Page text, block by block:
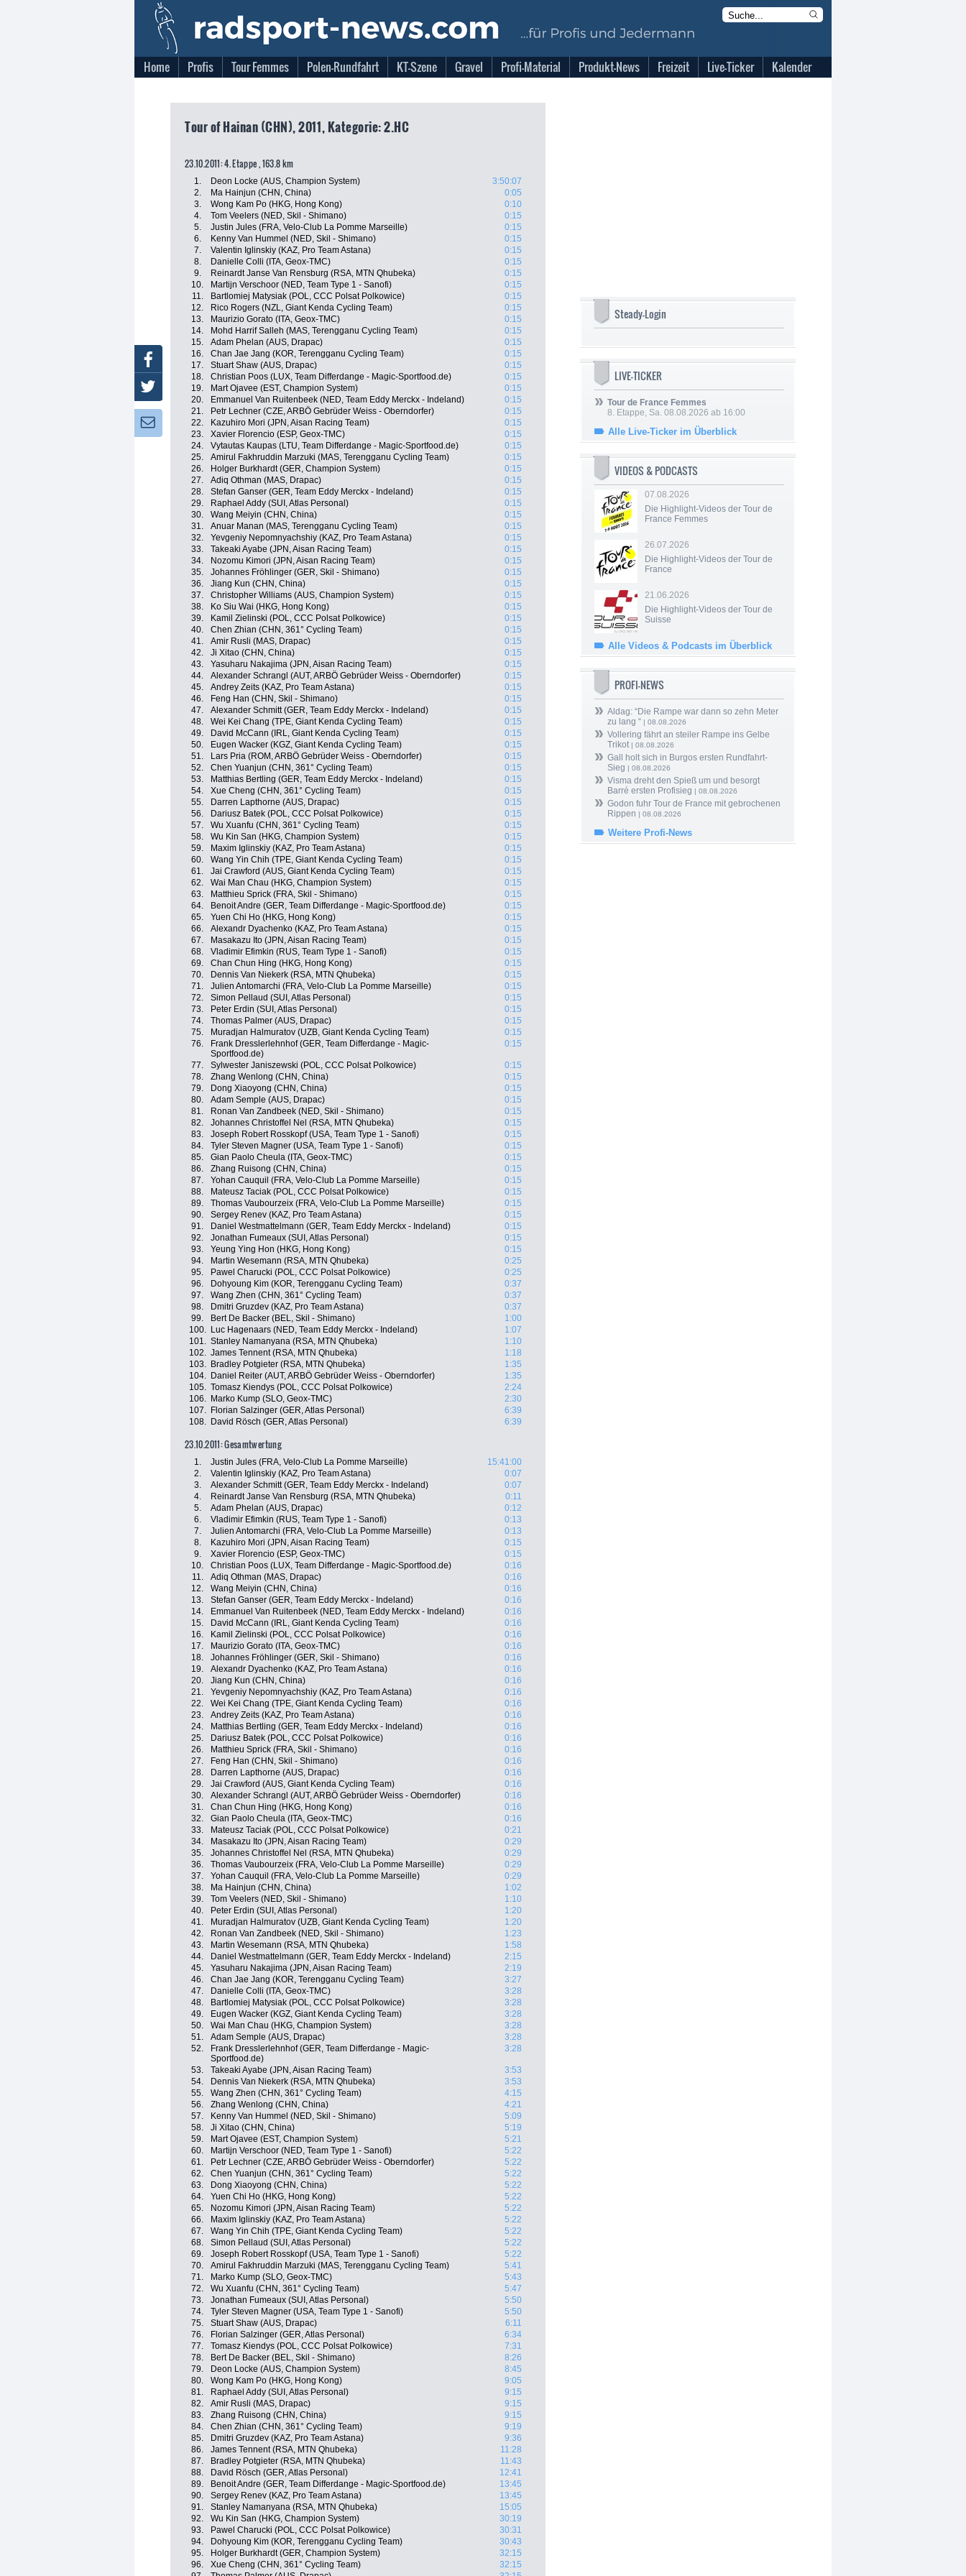
Home Profis Tour Femmes Polen-Rundfahrt KT-Szene Gravel Profi-Material Produkt-News Freizeit Live-Ticker Kalender
Tour of Hainan (CHN), 2011, Kategorie: 2.HC
23.10.2011: 4. Etappe , 163.8 km
1. Deon Locke (AUS, Champion System)
3:50:07
2.
Ma Hainjun (CHN, China)
0:05
3.
Wong Kam Po (HKG, Hong Kong)
0:10
4.
Tom Veelers (NED, Skil - Shimano)
0:15
5.
Justin Jules (FRA, Velo-Club La Pomme Marseille)
0:15
6.
Kenny Van Hummel (NED, Skil - Shimano)
0:15
7.
Valentin Iglinskiy (KAZ, Pro Team Astana)
0:15
8.
Danielle Colli (ITA, Geox-TMC)
0:15
9.
Reinardt Janse Van Rensburg (RSA, MTN Qhubeka)
0:15
10.
Martijn Verschoor (NED, Team Type 1 - Sanofi)
0:15
11.
Bartlomiej Matysiak (POL, CCC Polsat Polkowice)
0:15
12.
Rico Rogers (NZL, Giant Kenda Cycling Team)
0:15
13.
Maurizio Gorato (ITA, Geox-TMC)
0:15
14.
Mohd Harrif Salleh (MAS, Terengganu Cycling Team)
0:15
15.
Adam Phelan (AUS, Drapac)
0:15
16.
Chan Jae Jang (KOR, Terengganu Cycling Team)
0:15
17.
Stuart Shaw (AUS, Drapac)
0:15
18.
Christian Poos (LUX, Team Differdange - Magic-Sportfood.de)
0:15
19.
Mart Ojavee (EST, Champion System)
0:15
20.
Emmanuel Van Ruitenbeek (NED, Team Eddy Merckx - Indeland)
0:15
21.
Petr Lechner (CZE, ARBÖ Gebrüder Weiss - Oberndorfer)
0:15
22.
Kazuhiro Mori (JPN, Aisan Racing Team)
0:15
23.
Xavier Florencio (ESP, Geox-TMC)
0:15
24.
Vytautas Kaupas (LTU, Team Differdange - Magic-Sportfood.de)
0:15
25.
Amirul Fakhruddin Marzuki (MAS, Terengganu Cycling Team)
0:15
26.
Holger Burkhardt (GER, Champion System)
0:15
27.
Adiq Othman (MAS, Drapac)
0:15
28.
Stefan Ganser (GER, Team Eddy Merckx - Indeland)
0:15
29.
Raphael Addy (SUI, Atlas Personal)
0:15
30.
Wang Meiyin (CHN, China)
0:15
31.
Anuar Manan (MAS, Terengganu Cycling Team)
0:15
32.
Yevgeniy Nepomnyachshiy (KAZ, Pro Team Astana)
0:15
33.
Takeaki Ayabe (JPN, Aisan Racing Team)
0:15
34.
Nozomu Kimori (JPN, Aisan Racing Team)
0:15
35.
Johannes Fröhlinger (GER, Skil - Shimano)
0:15
36.
Jiang Kun (CHN, China)
0:15
37.
Christopher Williams (AUS, Champion System)
0:15
38.
Ko Siu Wai (HKG, Hong Kong)
0:15
39.
Kamil Zielinski (POL, CCC Polsat Polkowice)
0:15
40.
Chen Zhian (CHN, 361° Cycling Team)
0:15
41.
Amir Rusli (MAS, Drapac)
0:15
42.
Ji Xitao (CHN, China)
0:15
43.
Yasuharu Nakajima (JPN, Aisan Racing Team)
0:15
44.
Alexander Schrangl (AUT, ARBÖ Gebrüder Weiss - Oberndorfer)
0:15
45.
Andrey Zeits (KAZ, Pro Team Astana)
0:15
46.
Feng Han (CHN, Skil - Shimano)
0:15
47.
Alexander Schmitt (GER, Team Eddy Merckx - Indeland)
0:15
48.
Wei Kei Chang (TPE, Giant Kenda Cycling Team)
0:15
49.
David McCann (IRL, Giant Kenda Cycling Team)
0:15
50.
Eugen Wacker (KGZ, Giant Kenda Cycling Team)
0:15
51.
Lars Pria (ROM, ARBÖ Gebrüder Weiss - Oberndorfer)
0:15
52.
Chen Yuanjun (CHN, 361° Cycling Team)
0:15
53.
Matthias Bertling (GER, Team Eddy Merckx - Indeland)
0:15
54.
Xue Cheng (CHN, 361° Cycling Team)
0:15
55.
Darren Lapthorne (AUS, Drapac)
0:15
56.
Dariusz Batek (POL, CCC Polsat Polkowice)
0:15
57.
Wu Xuanfu (CHN, 361° Cycling Team)
0:15
58.
Wu Kin San (HKG, Champion System)
0:15
59.
Maxim Iglinskiy (KAZ, Pro Team Astana)
0:15
60.
Wang Yin Chih (TPE, Giant Kenda Cycling Team)
0:15
61.
Jai Crawford (AUS, Giant Kenda Cycling Team)
0:15
62.
Wai Man Chau (HKG, Champion System)
0:15
63.
Matthieu Sprick (FRA, Skil - Shimano)
0:15
64.
Benoit Andre (GER, Team Differdange - Magic-Sportfood.de)
0:15
65.
Yuen Chi Ho (HKG, Hong Kong)
0:15
66.
Alexandr Dyachenko (KAZ, Pro Team Astana)
0:15
67.
Masakazu Ito (JPN, Aisan Racing Team)
0:15
68.
Vladimir Efimkin (RUS, Team Type 1 - Sanofi)
0:15
69.
Chan Chun Hing (HKG, Hong Kong)
0:15
70.
Dennis Van Niekerk (RSA, MTN Qhubeka)
0:15
71.
Julien Antomarchi (FRA, Velo-Club La Pomme Marseille)
0:15
72.
Simon Pellaud (SUI, Atlas Personal)
0:15
73.
Peter Erdin (SUI, Atlas Personal)
0:15
74.
Thomas Palmer (AUS, Drapac)
0:15
75.
Muradjan Halmuratov (UZB, Giant Kenda Cycling Team)
0:15
76.
Frank Dresslerlehnhof (GER, Team Differdange - Magic-
Sportfood.de)
0:15
77. Sylwester Janiszewski (POL, CCC Polsat Polkowice)
0:15
78.
Zhang Wenlong (CHN, China)
0:15
79.
Dong Xiaoyong (CHN, China)
0:15
80.
Adam Semple (AUS, Drapac)
0:15
81.
Ronan Van Zandbeek (NED, Skil - Shimano)
0:15
82.
Johannes Christoffel Nel (RSA, MTN Qhubeka)
0:15
83.
Joseph Robert Rosskopf (USA, Team Type 1 - Sanofi)
0:15
84.
Tyler Steven Magner (USA, Team Type 1 - Sanofi)
0:15
85.
Gian Paolo Cheula (ITA, Geox-TMC)
0:15
86.
Zhang Ruisong (CHN, China)
0:15
87.
Yohan Cauquil (FRA, Velo-Club La Pomme Marseille)
0:15
88.
Mateusz Taciak (POL, CCC Polsat Polkowice)
0:15
89.
Thomas Vaubourzeix (FRA, Velo-Club La Pomme Marseille)
0:15
90.
Sergey Renev (KAZ, Pro Team Astana)
0:15
91.
Daniel Westmattelmann (GER, Team Eddy Merckx - Indeland)
0:15
92.
Jonathan Fumeaux (SUI, Atlas Personal)
0:15
93.
Yeung Ying Hon (HKG, Hong Kong)
0:15
94.
Martin Wesemann (RSA, MTN Qhubeka)
0:25
95.
Pawel Charucki (POL, CCC Polsat Polkowice)
0:25
96.
Dohyoung Kim (KOR, Terengganu Cycling Team)
0:37
97.
Wang Zhen (CHN, 361° Cycling Team)
0:37
98.
Dmitri Gruzdev (KAZ, Pro Team Astana)
0:37
99.
Bert De Backer (BEL, Skil - Shimano)
1:00
100.
Luc Hagenaars (NED, Team Eddy Merckx - Indeland)
1:07
101. Stanley Namanyana (RSA, MTN Qhubeka)
1:10
102. James Tennent (RSA, MTN Qhubeka)
1:18
103.
Bradley Potgieter (RSA, MTN Qhubeka)
1:35
104.
Daniel Reiter (AUT, ARBÖ Gebrüder Weiss - Oberndorfer)
1:35
105. Tomasz Kiendys (POL, CCC Polsat Polkowice)
2:24
106.
Marko Kump (SLO, Geox-TMC)
2:30
107.
Florian Salzinger (GER, Atlas Personal)
6:39
108.
David Rösch (GER, Atlas Personal) 6:39
23.10.2011: Gesamtwertung
1. Justin Jules (FRA, Velo-Club La Pomme Marseille)
15:41:00
2.
Valentin Iglinskiy (KAZ, Pro Team Astana)
0:07
3.
Alexander Schmitt (GER, Team Eddy Merckx - Indeland)
0:07
4.
Reinardt Janse Van Rensburg (RSA, MTN Qhubeka)
0:11
5.
Adam Phelan (AUS, Drapac)
0:12
6.
Vladimir Efimkin (RUS, Team Type 1 - Sanofi)
0:13
7.
Julien Antomarchi (FRA, Velo-Club La Pomme Marseille)
0:13
8.
Kazuhiro Mori (JPN, Aisan Racing Team)
0:15
9.
Xavier Florencio (ESP, Geox-TMC)
0:15
10.
Christian Poos (LUX, Team Differdange - Magic-Sportfood.de)
0:16
11.
Adiq Othman (MAS, Drapac)
0:16
12.
Wang Meiyin (CHN, China)
0:16
13.
Stefan Ganser (GER, Team Eddy Merckx - Indeland)
0:16
14.
Emmanuel Van Ruitenbeek (NED, Team Eddy Merckx - Indeland)
0:16
15.
David McCann (IRL, Giant Kenda Cycling Team)
0:16
16.
Kamil Zielinski (POL, CCC Polsat Polkowice)
0:16
17.
Maurizio Gorato (ITA, Geox-TMC)
0:16
18.
Johannes Fröhlinger (GER, Skil - Shimano)
0:16
19.
Alexandr Dyachenko (KAZ, Pro Team Astana)
0:16
20.
Jiang Kun (CHN, China)
0:16
21.
Yevgeniy Nepomnyachshiy (KAZ, Pro Team Astana)
0:16
22.
Wei Kei Chang (TPE, Giant Kenda Cycling Team)
0:16
23.
Andrey Zeits (KAZ, Pro Team Astana)
0:16
24.
Matthias Bertling (GER, Team Eddy Merckx - Indeland)
0:16
25.
Dariusz Batek (POL, CCC Polsat Polkowice)
0:16
26.
Matthieu Sprick (FRA, Skil - Shimano)
0:16
27.
Feng Han (CHN, Skil - Shimano)
0:16
28.
Darren Lapthorne (AUS, Drapac)
0:16
29.
Jai Crawford (AUS, Giant Kenda Cycling Team)
0:16
30.
Alexander Schrangl (AUT, ARBÖ Gebrüder Weiss - Oberndorfer)
0:16
31.
Chan Chun Hing (HKG, Hong Kong)
0:16
32.
Gian Paolo Cheula (ITA, Geox-TMC)
0:16
33.
Mateusz Taciak (POL, CCC Polsat Polkowice)
0:21
34.
Masakazu Ito (JPN, Aisan Racing Team)
0:29
35.
Johannes Christoffel Nel (RSA, MTN Qhubeka)
0:29
36.
Thomas Vaubourzeix (FRA, Velo-Club La Pomme Marseille)
0:29
37.
Yohan Cauquil (FRA, Velo-Club La Pomme Marseille)
0:29
38.
Ma Hainjun (CHN, China)
1:02
39.
Tom Veelers (NED, Skil - Shimano)
1:10
40.
Peter Erdin (SUI, Atlas Personal)
1:20
41.
Muradjan Halmuratov (UZB, Giant Kenda Cycling Team)
1:20
42.
Ronan Van Zandbeek (NED, Skil - Shimano)
1:23
43.
Martin Wesemann (RSA, MTN Qhubeka)
1:58
44.
Daniel Westmattelmann (GER, Team Eddy Merckx - Indeland)
2:15
45.
Yasuharu Nakajima (JPN, Aisan Racing Team)
2:19
46.
Chan Jae Jang (KOR, Terengganu Cycling Team)
3:27
47.
Danielle Colli (ITA, Geox-TMC)
3:28
48.
Bartlomiej Matysiak (POL, CCC Polsat Polkowice)
3:28
49.
Eugen Wacker (KGZ, Giant Kenda Cycling Team)
3:28
50.
Wai Man Chau (HKG, Champion System)
3:28
51.
Adam Semple (AUS, Drapac)
3:28
52.
Frank Dresslerlehnhof (GER, Team Differdange - Magic-
Sportfood.de)
3:28
53. Takeaki Ayabe (JPN, Aisan Racing Team)
3:53
54.
Dennis Van Niekerk (RSA, MTN Qhubeka)
3:53
55.
Wang Zhen (CHN, 361° Cycling Team)
4:15
56.
Zhang Wenlong (CHN, China)
4:21
57.
Kenny Van Hummel (NED, Skil - Shimano)
5:09
58.
Ji Xitao (CHN, China)
5:19
59.
Mart Ojavee (EST, Champion System)
5:21
60.
Martijn Verschoor (NED, Team Type 1 - Sanofi)
5:22
61.
Petr Lechner (CZE, ARBÖ Gebrüder Weiss - Oberndorfer)
5:22
62.
Chen Yuanjun (CHN, 361° Cycling Team)
5:22
63.
Dong Xiaoyong (CHN, China)
5:22
64.
Yuen Chi Ho (HKG, Hong Kong)
5:22
65.
Nozomu Kimori (JPN, Aisan Racing Team)
5:22
66.
Maxim Iglinskiy (KAZ, Pro Team Astana)
5:22
67.
Wang Yin Chih (TPE, Giant Kenda Cycling Team)
5:22
68.
Simon Pellaud (SUI, Atlas Personal)
5:22
69.
Joseph Robert Rosskopf (USA, Team Type 1 - Sanofi)
5:22
70.
Amirul Fakhruddin Marzuki (MAS, Terengganu Cycling Team)
5:41
71.
Marko Kump (SLO, Geox-TMC)
5:43
72.
Wu Xuanfu (CHN, 361° Cycling Team)
5:47
73.
Jonathan Fumeaux (SUI, Atlas Personal)
5:50
74.
Tyler Steven Magner (USA, Team Type 1 - Sanofi)
5:50
75.
Stuart Shaw (AUS, Drapac)
6:11
76.
Florian Salzinger (GER, Atlas Personal)
6:34
77.
Tomasz Kiendys (POL, CCC Polsat Polkowice)
7:31
78.
Bert De Backer (BEL, Skil - Shimano)
8:26
79.
Deon Locke (AUS, Champion System)
8:45
80.
Wong Kam Po (HKG, Hong Kong)
9:05
81.
Raphael Addy (SUI, Atlas Personal)
9:15
82.
Amir Rusli (MAS, Drapac)
9:15
83.
Zhang Ruisong (CHN, China)
9:15
84.
Chen Zhian (CHN, 361° Cycling Team)
9:19
85.
Dmitri Gruzdev (KAZ, Pro Team Astana)
9:36
86.
James Tennent (RSA, MTN Qhubeka)
11:28
87.
Bradley Potgieter (RSA, MTN Qhubeka)
11:43
88.
David Rösch (GER, Atlas Personal)
12:41
89.
Benoit Andre (GER, Team Differdange - Magic-Sportfood.de)
13:45
90.
Sergey Renev (KAZ, Pro Team Astana)
13:45
91.
Stanley Namanyana (RSA, MTN Qhubeka)
15:05
92.
Wu Kin San (HKG, Champion System)
30:19
93.
Pawel Charucki (POL, CCC Polsat Polkowice)
30:31
94.
Dohyoung Kim (KOR, Terengganu Cycling Team)
30:43
95.
Holger Burkhardt (GER, Champion System)
32:15
96.
Xue Cheng (CHN, 361° Cycling Team)
32:15
Steady-Login
LIVE-TICKER
Tour de France Femmes
8. Etappe, Sa. 08.08.2026 ab 16:00
Alle Live-Ticker im Überblick
VIDEOS & PODCASTS
07.08.2026
Die Highlight-Videos der Tour de
France Femmes
26.07.2026
Die Highlight-Videos der Tour de
France
21.06.2026
Die Highlight-Videos der Tour de
Suisse
Alle Videos & Podcasts im Überblick
PROFI-NEWS
Aldag: “Die Rampe war dann so zehn Meter
zu lang “ | 08.08.2026
Vollering fährt an steiler Rampe ins Gelbe
Trikot| 08.08.2026
Gall holt sich in Burgos ersten Rundfahrt-
Sieg | 08.08.2026
Visma dreht den Spieß um und besorgt
Barré ersten Profisieg | 08.08.2026
Godon fuhr Tour de France mit gebrochenen
Rippen | 08.08.2026
Weitere Profi-News
Facebook
Twitter
Newsletter: